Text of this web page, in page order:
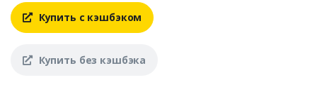
Купить с кэшбэком
Купить без кэшбэка